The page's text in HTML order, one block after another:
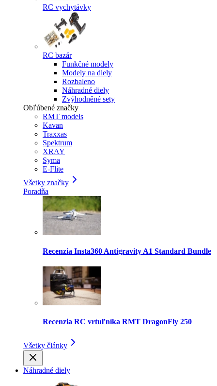
RC vychytávky
RC bazár
Funkčné modely
Modely na diely
Rozbaleno
Náhradné diely
Zvýhodněné sety
Obľúbené značky
RMT models
Kavan
Traxxas
Spektrum
XRAY
Syma
E-Flite
Všetky značky
Poradňa
Recenzia Insta360 Antigravity A1 Standard Bundle
Recenzia RC vrtuľníka RMT DragonFly 250
Všetky články
Náhradné diely